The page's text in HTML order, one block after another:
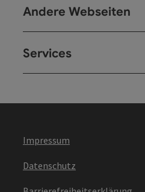
Andere Webseiten
Services
Impressum
Datenschutz